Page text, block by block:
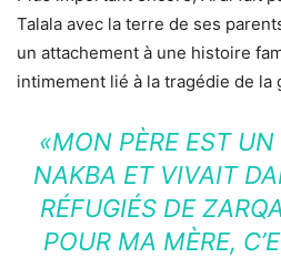
Talala avec la terre de ses
un attachement à une histoire
intimement lié à la tragédie de la
«MON PÈRE EST
NAKBA ET VIVAIT
RÉFUGIÉS DE
POUR MA MÈRE,